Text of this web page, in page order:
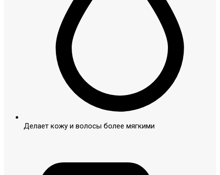
Делает кожу и волосы более мягкими